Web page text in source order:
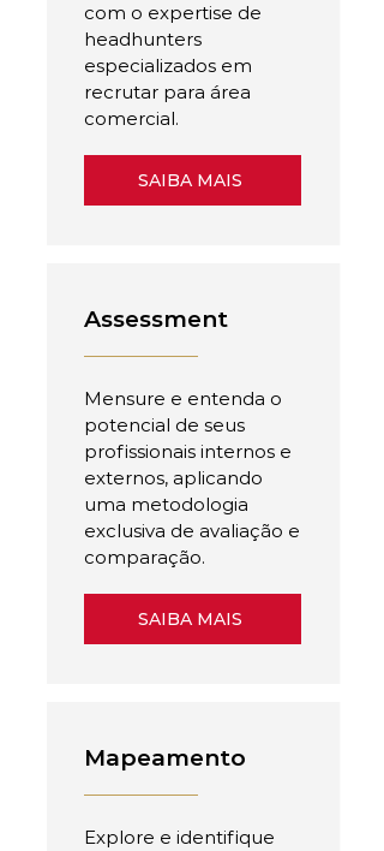
com o expertise de
headhunters
especializados em
recrutar para área
comercial.
SAIBA MAIS
Assessment
Mensure e entenda o
potencial de seus
profissionais internos e
externos, aplicando
uma metodologia
exclusiva de avaliação e
comparação.
SAIBA MAIS
Mapeamento
Explore e identifique